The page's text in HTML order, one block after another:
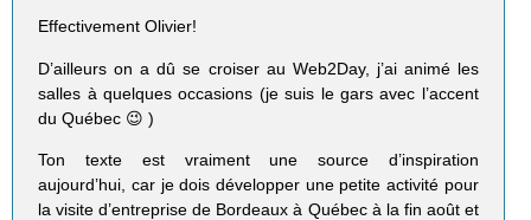
Effectivement Olivier!
D’ailleurs on a dû se croiser au Web2Day, j’ai animé les
salles à quelques occasions (je suis le gars avec l’accent
du Québec 😉 )
Ton texte est vraiment une source d’inspiration
aujourd’hui, car je dois développer une petite activité pour
la visite d’entreprise de Bordeaux à Québec à la fin août et